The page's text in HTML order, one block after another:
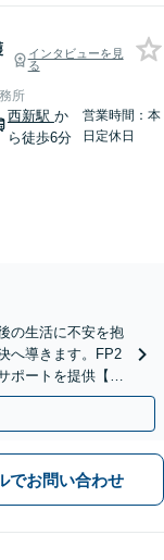
インタビューを見
る
所
西新駅 か
ら徒歩6分
営業時間：本
日定休日
の生活に不安を抱
へ導きます。FP2
ポートを提供【キ
対応】
でお問い合わせ